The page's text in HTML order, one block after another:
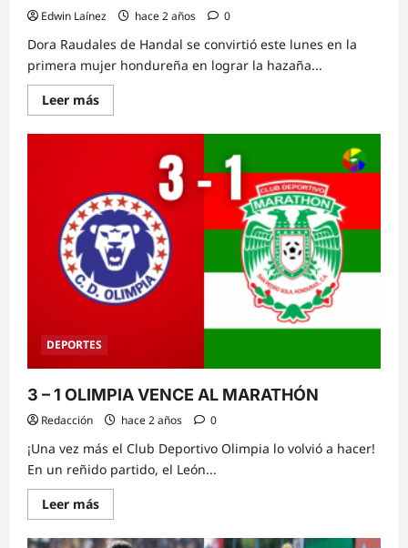
Edwin Laínez hace 2 años 0
Dora Raudales de Handal se convirtió este lunes en la
primera mujer hondureña en lograr la hazaña...
Leer másRead
more
Dora
primera
mujer
hondureña
en
escalar
el
Monte
Everest
DEPORTES
3 – 1 OLIMPIA VENCE AL MARATHÓN
Redacción hace 2 años 0
¡Una vez más el Club Deportivo Olimpia lo volvió a hacer!
En un reñido partido, el León...
Leer másRead
more
3